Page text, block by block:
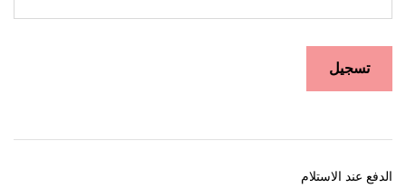
الدفع عند الاستلام